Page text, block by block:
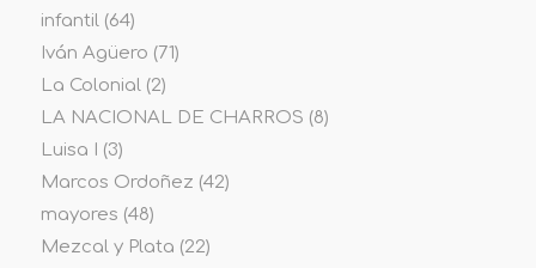
infantil(64)
Iván Agüero (71)
La Colonial(2)
LA NACIONAL DE CHARROS (8)
Luisa I
(3)
Marcos Ordoñez (42)
mayores (48)
Mezcal y Plata (22)